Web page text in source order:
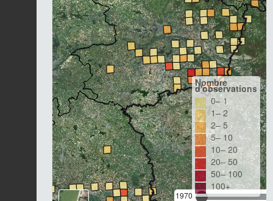
1970
Nombre
d'observations
0– 1
1– 2
2– 5
5– 10
10– 20
20– 50
50– 100
100+